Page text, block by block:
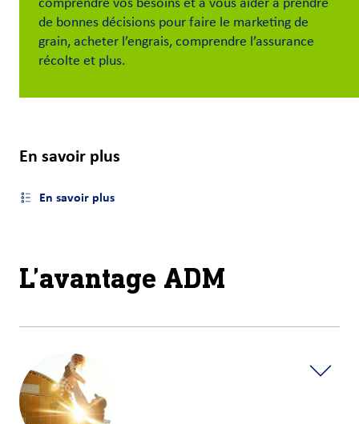
et
carrières
du client
Approvisionnement
comprendre vos besoins et à vous aider à prendre
de bonnes décisions pour faire le marketing de
grain, acheter l’engrais, comprendre l’assurance
récolte et plus.
En savoir plus
Ouvrir le menu latéral
En savoir plus
L’avantage ADM